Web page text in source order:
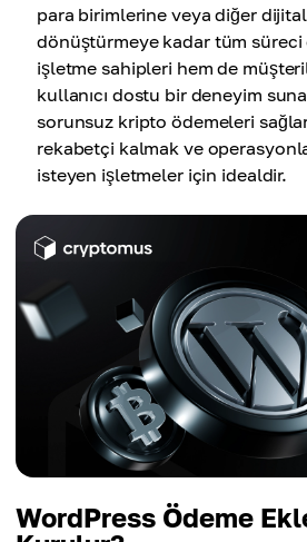
para birimlerine veya diğer
dönüştürmeye kadar tüm
işletme sahipleri hem de
kullanıcı dostu bir deneyim
sorunsuz kripto ödemeleri
rekabetçi kalmak ve
isteyen işletmeler için idealdir.
WordPress Ödeme